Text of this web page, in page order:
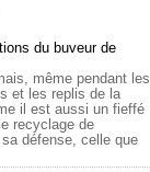
du buveur de
même pendant les
et les replis de la
il est aussi un fieffé
recyclage de
défense, celle que